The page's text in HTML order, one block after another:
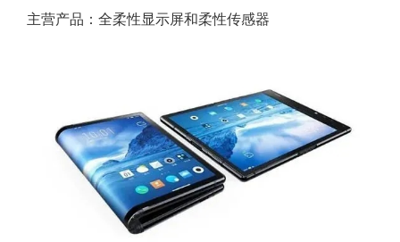
主营产品：全柔性显示屏和柔性传感器